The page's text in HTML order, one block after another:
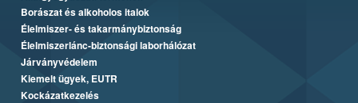
Borászat és alkoholos italok
Élelmiszer- és takarmánybiztonság
Élelmiszerlánc-biztonsági laborhálózat
Járványvédelem
Kiemelt ügyek, EUTR
Kockázatkezelés